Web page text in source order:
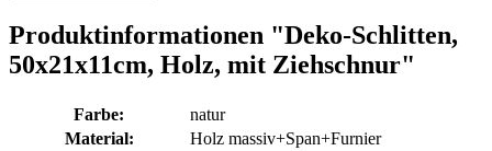
Produktinformationen "Deko-Schlitten,
50x21x11cm, Holz, mit Ziehschnur"
Farbe:
natur
Material:
Holz massiv+Span+Furnier